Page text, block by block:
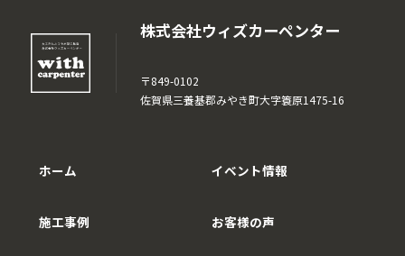
株式会社ウィズカーペンター
〒849-0102
佐賀県三養基郡みやき町大字簑原1475-16
ホーム
施工事例
イベント情報
お客様の声